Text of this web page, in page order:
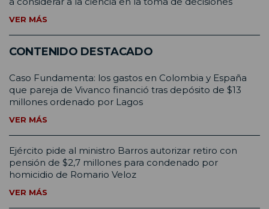
VER MÁS
CONTENIDO DESTACADO
Caso Fundamenta: los gastos en Colombia y España
que pareja de Vivanco financió tras depósito de $13
millones ordenado por Lagos
VER MÁS
Ejército pide al ministro Barros autorizar retiro con
pensión de $2,7 millones para condenado por
homicidio de Romario Veloz
VER MÁS